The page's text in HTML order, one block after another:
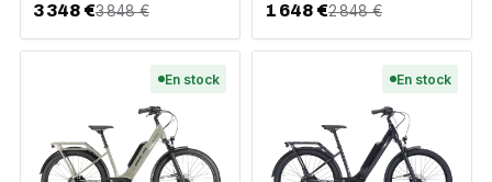
3 348 €3 848 € 1 648 €2 848 €
En stock En stock